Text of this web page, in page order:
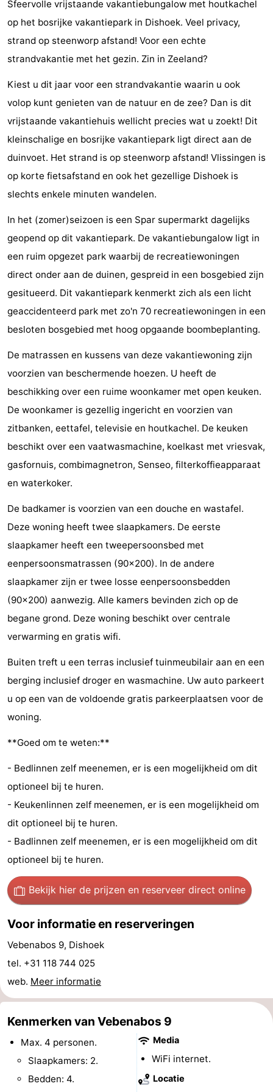
Dishoek
breakfasts)
Hotels
Duinhof
Klein
Dishoek
-
Duinzicht
-
Galgewei
-
Noordzee
Resort
Vlissingen
-
Noordzee
Résidence
Dishoek
-
Strandcamping
Valkenisse
-
Strandpark
-
Westduin
Last
minutes
Strand
Zien
&
doen
Bezienswaardigheden
-
Musea
-
Monumenten
Uitkijkpunten
Attracties
Speeltuinen
-
Binnenspeeltuinen
centra
Dorpen
Sporten
Zwembaden
Paardrijden
-
Golfbanen
Eten
en
drinken
Evenementen
Ringrijden
Forum
Route
Parkeren
Reisboekenwinkel
Sfeervolle vrijstaande vakantiebungalow met houtkachel
op het bosrijke vakantiepark in Dishoek. Veel privacy,
strand op steenworp afstand! Voor een echte
strandvakantie met het gezin. Zin in Zeeland?
Kiest u dit jaar voor een strandvakantie waarin u ook
volop kunt genieten van de natuur en de zee? Dan is dit
vrijstaande vakantiehuis wellicht precies wat u zoekt! Dit
kleinschalige en bosrijke vakantiepark ligt direct aan de
duinvoet. Het strand is op steenworp afstand! Vlissingen is
op korte fietsafstand en ook het gezellige Dishoek is
slechts enkele minuten wandelen.
In het (zomer)seizoen is een Spar supermarkt dagelijks
geopend op dit vakantiepark. De vakantiebungalow ligt in
een ruim opgezet park waarbij de recreatiewoningen
direct onder aan de duinen, gespreid in een bosgebied zijn
gesitueerd. Dit vakantiepark kenmerkt zich als een licht
geaccidenteerd park met zo'n 70 recreatiewoningen in een
besloten bosgebied met hoog opgaande boombeplanting.
De matrassen en kussens van deze vakantiewoning zijn
voorzien van beschermende hoezen. U heeft de
beschikking over een ruime woonkamer met open keuken.
De woonkamer is gezellig ingericht en voorzien van
zitbanken, eettafel, televisie en houtkachel. De keuken
beschikt over een vaatwasmachine, koelkast met vriesvak,
gasfornuis, combimagnetron, Senseo, filterkoffieapparaat
en waterkoker.
De badkamer is voorzien van een douche en wastafel.
Deze woning heeft twee slaapkamers. De eerste
slaapkamer heeft een tweepersoonsbed met
eenpersoonsmatrassen (90x200). In de andere
slaapkamer zijn er twee losse eenpersoonsbedden
(90x200) aanwezig. Alle kamers bevinden zich op de
begane grond. Deze woning beschikt over centrale
verwarming en gratis wifi.
Buiten treft u een terras inclusief tuinmeubilair aan en een
berging inclusief droger en wasmachine. Uw auto parkeert
u op een van de voldoende gratis parkeerplaatsen voor de
woning.
**Goed om te weten:**
- Bedlinnen zelf meenemen, er is een mogelijkheid om dit
optioneel bij te huren.
- Keukenlinnen zelf meenemen, er is een mogelijkheid om
dit optioneel bij te huren.
- Badlinnen zelf meenemen, er is een mogelijkheid om dit
optioneel bij te huren.
Bekijk hier de prijzen en reserveer direct online
Voor informatie en reserveringen
Vebenabos 9, Dishoek
tel. +31 118 744 025
web. Meer informatie
Kenmerken van Vebenabos 9
Max. 4 personen.
Slaapkamers: 2.
Bedden: 4.
Media
WiFi internet.
Locatie